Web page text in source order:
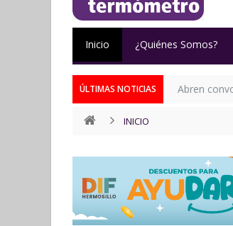
Inicio ¿Quiénes Somos?
ÚLTIMAS NOTICIAS Abren
INICIO